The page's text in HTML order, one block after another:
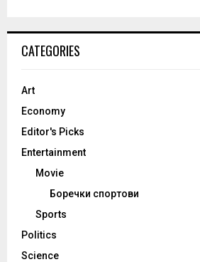
CATEGORIES
Art
Economy
Editor's Picks
Entertainment
Movie
Боречки спортови
Sports
Politics
Science